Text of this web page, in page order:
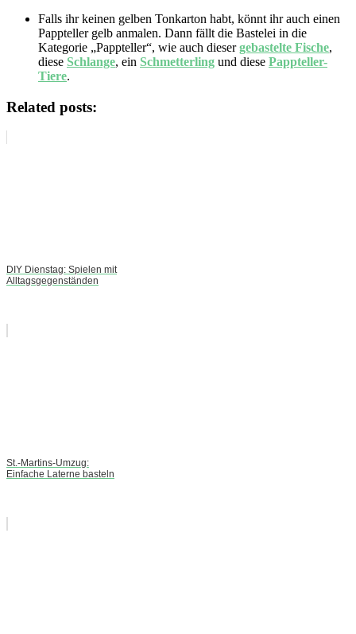
Falls ihr keinen gelben Tonkarton habt, könnt ihr auch einen
Pappteller gelb anmalen. Dann fällt die Bastelei in die
Kategorie „Pappteller“, wie auch diesergebastelte Fische,
diese Schlange, ein Schmetterling und diese Pappteller-
Tiere.
Related posts:
DIY Dienstag: Spielen mit
Alltagsgegenständen
St.-Martins-Umzug:
Einfache Laterne basteln